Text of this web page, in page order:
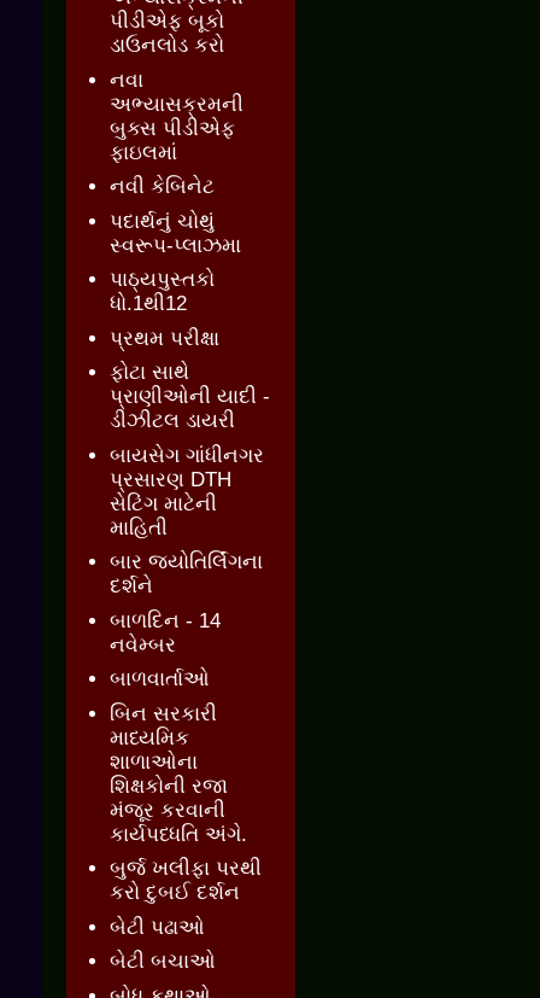
પીડીએફ બૂકો
ડાઉનલોડ કરો
નવા
અભ્યાસક્રમની
બુક્સ પીડીએફ
ફાઇલમાં
નવી કેબિનેટ
પદાર્થનું ચોથું
સ્વરૂપ-પ્લાઝમા
પાઠ્યપુસ્તકો
ધો.1થી12
પ્રથમ પરીક્ષા
ફોટા સાથે
પ્રાણીઓની યાદી -
ડીઝીટલ ડાયરી
બાયસેગ ગાંધીનગર
પ્રસારણ DTH
સેટિંગ માટેની
માહિતી
બાર જ્‍યોતિર્લિંગના
દર્શને
બાળદિન - 14
નવેમ્બર
બાળવાર્તાઓ
બિન સરકારી
માધ્યમિક
શાળાઓના
શિક્ષકોની રજા
મંજૂર કરવાની
કાર્યપધ્ધતિ અંગે.
બુર્જ ખલીફા પરથી
કરો દુબઈ દર્શન
બેટી પઢાઓ
બેટી બચાઓ